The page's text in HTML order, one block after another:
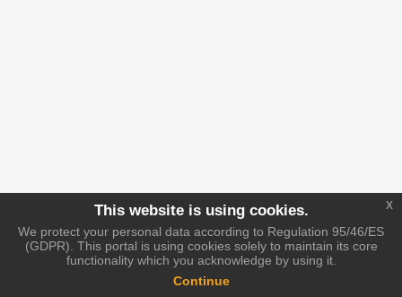
This website is using cookies.
We protect your personal data according to Regulation 95/46/ES
(GDPR). This portal is using cookies solely to maintain its core
functionality which you acknowledge by using it.
Continue
x